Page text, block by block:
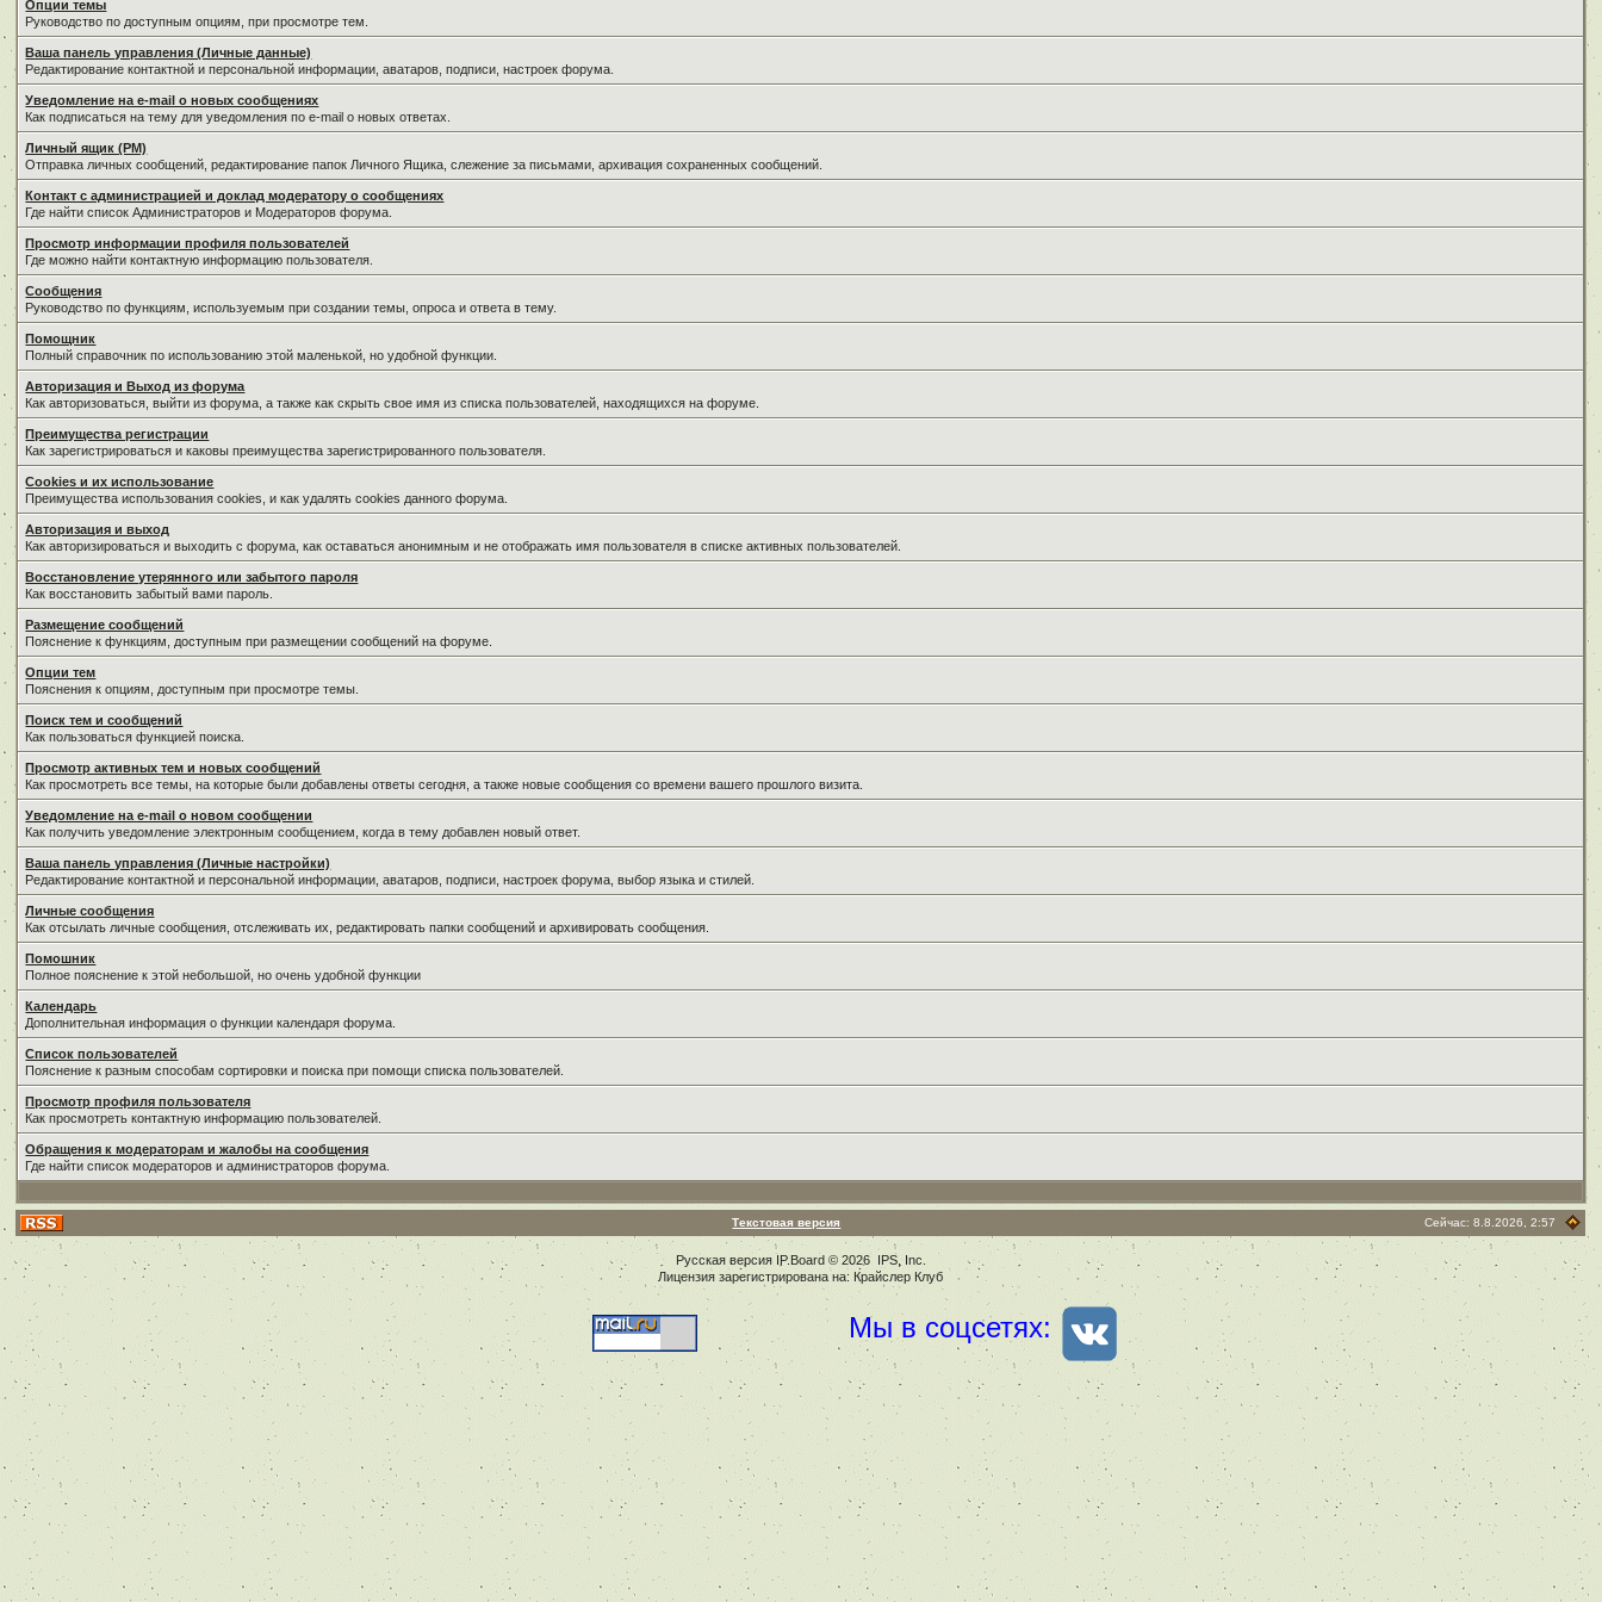
Опции темы
Руководство по доступным опциям, при просмотре тем.
Ваша панель управления (Личные данные)
Редактирование контактной и персональной информации, аватаров, подписи, настроек форума.
Уведомление на e-mail о новых сообщениях
Как подписаться на тему для уведомления по e-mail о новых ответах.
Личный ящик (PM)
Отправка личных сообщений, редактирование папок Личного Ящика, слежение за письмами, архивация сохраненных сообщений.
Контакт с администрацией и доклад модератору о сообщениях
Где найти список Администраторов и Модераторов форума.
Просмотр информации профиля пользователей
Где можно найти контактную информацию пользователя.
Сообщения
Руководство по функциям, используемым при создании темы, опроса и ответа в тему.
Помощник
Полный справочник по использованию этой маленькой, но удобной функции.
Авторизация и Выход из форума
Как авторизоваться, выйти из форума, а также как скрыть свое имя из списка пользователей, находящихся на форуме.
Преимущества регистрации
Как зарегистрироваться и каковы преимущества зарегистрированного пользователя.
Cookies и их использование
Преимущества использования cookies, и как удалять cookies данного форума.
Авторизация и выход
Как авторизироваться и выходить с форума, как оставаться анонимным и не отображать имя пользователя в списке активных пользователей.
Восстановление утерянного или забытого пароля
Как восстановить забытый вами пароль.
Размещение сообщений
Пояснение к функциям, доступным при размещении сообщений на форуме.
Опции тем
Пояснения к опциям, доступным при просмотре темы.
Поиск тем и сообщений
Как пользоваться функцией поиска.
Просмотр активных тем и новых сообщений
Как просмотреть все темы, на которые были добавлены ответы сегодня, а также новые сообщения со времени вашего прошлого визита.
Уведомление на е-mail о новом сообщении
Как получить уведомление электронным сообщением, когда в тему добавлен новый ответ.
Ваша панель управления (Личные настройки)
Редактирование контактной и персональной информации, аватаров, подписи, настроек форума, выбор языка и стилей.
Личные сообщения
Как отсылать личные сообщения, отслеживать их, редактировать папки сообщений и архивировать сообщения.
Помошник
Полное пояснение к этой небольшой, но очень удобной функции
Календарь
Дополнительная информация о функции календаря форума.
Список пользователей
Пояснение к разным способам сортировки и поиска при помощи списка пользователей.
Просмотр профиля пользователя
Как просмотреть контактную информацию пользователей.
Обращения к модераторам и жалобы на сообщения
Где найти список модераторов и администраторов форума.
Текстовая версия Сейчас: 8.8.2026, 2:57
Русская версия IP.Board© 2026 IPS, Inc
Лицензия зарегистрирована на: Крайслер Клуб
Мы в соцсетях: